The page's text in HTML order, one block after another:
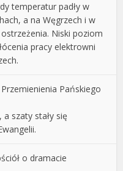
temperatur padły w
a na Węgrzech i w
Niski poziom
pracy elektrowni
Pańskiego
a szaty stały się
o dramacie